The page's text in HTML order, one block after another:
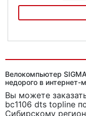
Велокомпьютер
недорого в интернет-
Вы можете
bc1106 dts topline
Сибирскому